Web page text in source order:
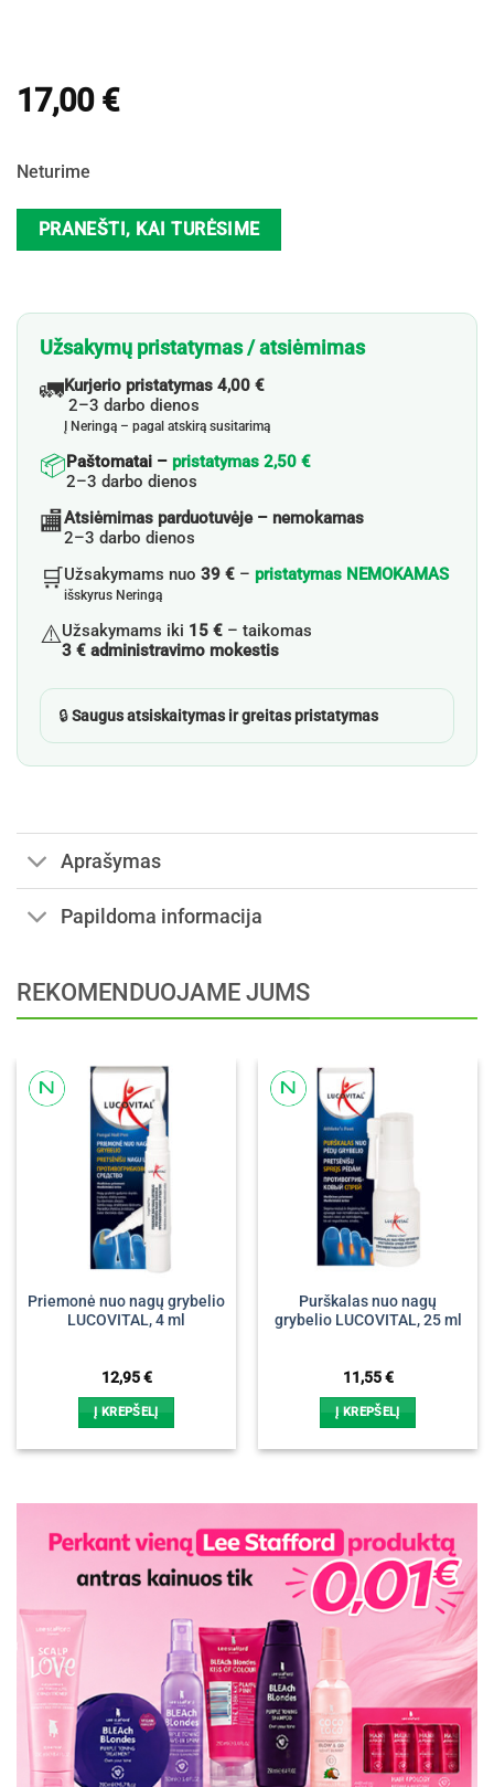
17,00 €
Neturime
PRANEŠTI, KAI TURĖSIME
Užsakymų pristatymas / atsiėmimas
🚛Kurjerio pristatymas 4,00 €
2–3 darbo dienos
Į Neringą – pagal atskirą susitarimą
📦Paštomatai – pristatymas 2,50 €
2–3 darbo dienos
🏬Atsiėmimas parduotuvėje – nemokamas
2–3 darbo dienos
🛒Užsakymams nuo 39 € – pristatymas NEMOKAMAS
išskyrus Neringą
⚠️Užsakymams iki 15 € – taikomas
3 € administravimo mokestis
🔒Saugus atsiskaitymas ir greitas pristatymas
Aprašymas
Papildoma informacija
REKOMENDUOJAME JUMS
Priemonė nuo nagų grybelio
LUCOVITAL, 4 ml
12,95€
Į KREPŠELĮ
Purškalas nuo nagų
grybelio LUCOVITAL, 25 ml
11,55€
Į KREPŠELĮ